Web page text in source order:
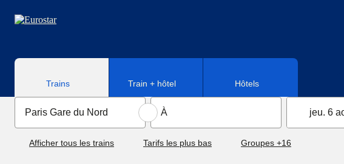
Trains Train + hôtel Hôtels
jeu. 6
Afficher tous les trains Tarifs les plus bas Groupes +16